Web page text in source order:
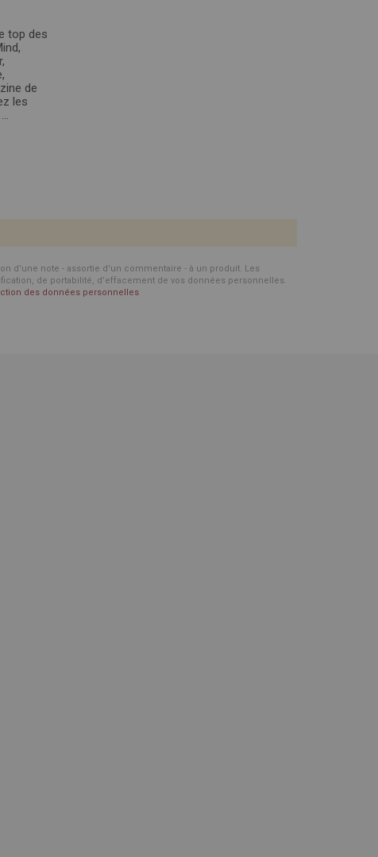
top des
de
les
d'une note - assortie d'un commentaire - à un produit. Les
de portabilité, d’effacement de vos données personnelles.
des données personnelles